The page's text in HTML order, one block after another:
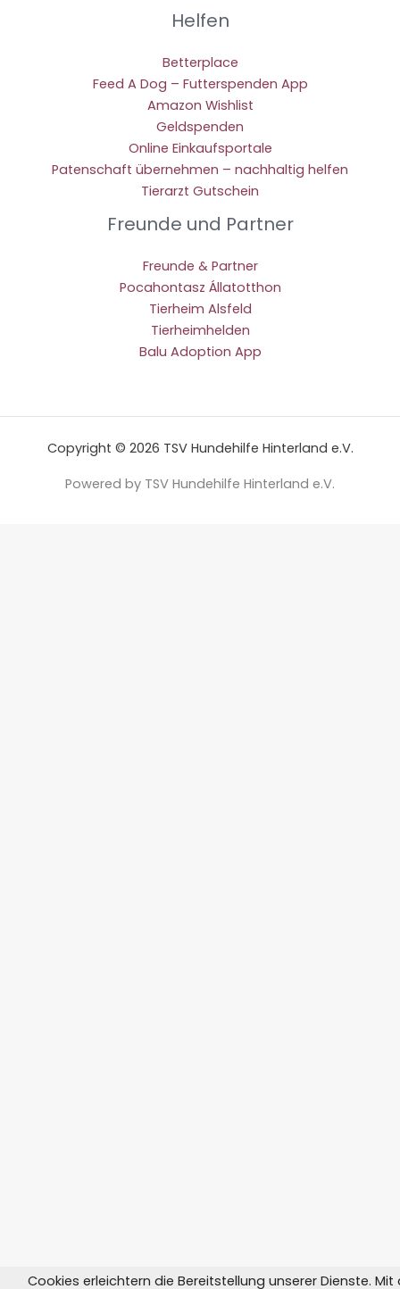
Helfen
Betterplace
Feed A Dog – Futterspenden App
Amazon Wishlist
Geldspenden
Online Einkaufsportale
Patenschaft übernehmen – nachhaltig helfen
Tierarzt Gutschein
Freunde und Partner
Freunde & Partner
Pocahontasz Állatotthon
Tierheim Alsfeld
Tierheimhelden
Balu Adoption App
Copyright © 2026 TSV Hundehilfe Hinterland e.V.
Powered by TSV Hundehilfe Hinterland e.V.
Cookies erleichtern die Bereitstellung unserer Dienste. Mit